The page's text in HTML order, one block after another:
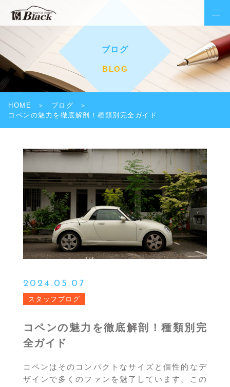
ブログ
BLOG
HOME
ブログ
コペンの魅力を徹底解剖！種類別完全ガイド
2024.05.07
スタッフブログ
コペンの魅力を徹底解剖！種類別完
全ガイド
コペンはそのコンパクトなサイズと個性的なデ
ザインで多くのファンを魅了しています。この